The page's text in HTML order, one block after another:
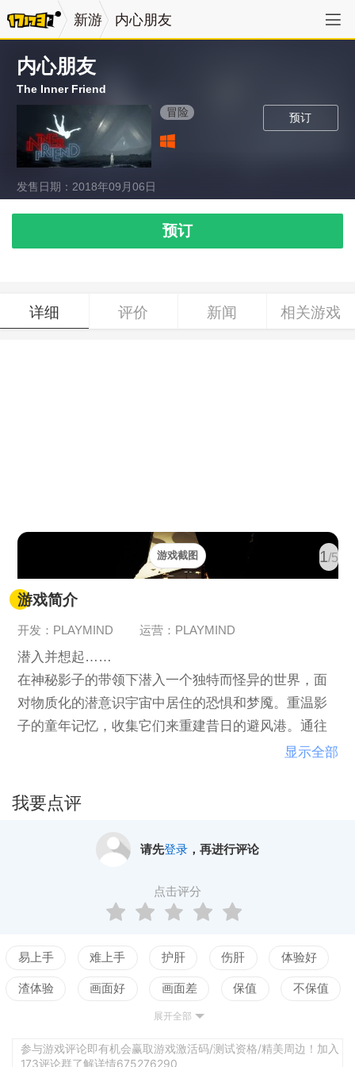
新游 内心朋友
内心朋友
The Inner Friend
预订
冒险
发售日期：2018年09月06日
预订
详细 评价 新闻 相关游戏
1/5
游戏截图
游戏简介
开发：PLAYMIND 运营：PLAYMIND
潜入并想起……
在神秘影子的带领下潜入一个独特而怪异的世界，面
对物质化的潜意识宇宙中居住的恐惧和梦魇。重温影
子的童年记忆，收集它们来重建昔日的避风港。通往
潜意识的旅程总会越来越深入，解开一个没有文字的
必不可少的。最终你必须面对它们。
的音景加以支持，还有能增强沉浸感和情感时刻的配
乐。行动、画面和音乐是玩家与影子互动的主要方
式，影子在整个下落过程中引导着它们。黑暗、恐怖
又神秘，《The Inner Friend》的世界是回忆和恐惧的
沉浸式叙事：让你自己沉浸在视觉驱动的叙述中，只
诡异的冒险：穿过一个超现实的世界，它的灵感来源
于童年恶梦和心理学
显示全部
我要点评
请先登录，再进行评论
点击评分
易上手 难上手 护肝 伤肝 体验好
渣体验 画面好 画面差 保值 不保值
测试
配乐佳 配乐差 强交互 弱交互
展开全部
参与游戏评论即有机会赢取游戏激活码/测试资格/精美周边！加入
173评论群了解详情675276290